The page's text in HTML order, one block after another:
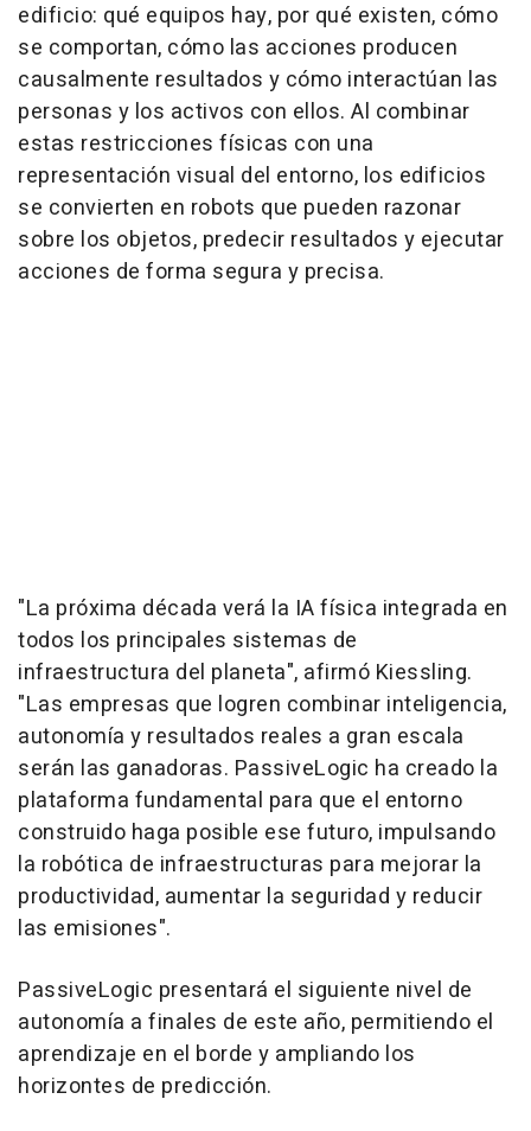
edificio: qué equipos hay, por qué existen, cómo
se comportan, cómo las acciones producen
causalmente resultados y cómo interactúan las
personas y los activos con ellos. Al combinar
estas restricciones físicas con una
representación visual del entorno, los edificios
se convierten en robots que pueden razonar
sobre los objetos, predecir resultados y ejecutar
acciones de forma segura y precisa.
"La próxima década verá la IA física integrada en
todos los principales sistemas de
infraestructura del planeta", afirmó Kiessling.
"Las empresas que logren combinar inteligencia,
autonomía y resultados reales a gran escala
serán las ganadoras. PassiveLogic ha creado la
plataforma fundamental para que el entorno
construido haga posible ese futuro, impulsando
la robótica de infraestructuras para mejorar la
productividad, aumentar la seguridad y reducir
las emisiones".
PassiveLogic presentará el siguiente nivel de
autonomía a finales de este año, permitiendo el
aprendizaje en el borde y ampliando los
horizontes de predicción.